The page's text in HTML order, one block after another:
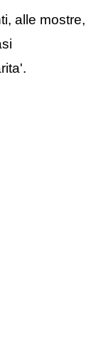
alle mostre,